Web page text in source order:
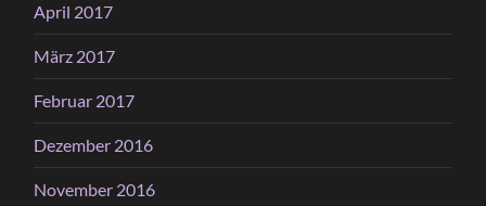
April 2017
März 2017
Februar 2017
Dezember 2016
November 2016